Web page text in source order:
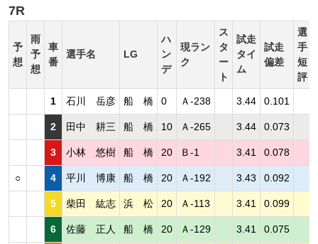
7R
予
想
雨
予
想
車
番
選手名 LG
ハ
ン
デ
現ラン
ク
ス
タ
ー
ト
試走
タイ
ム
試走
偏差
選
手
短
評
1 石川 岳彦 船 橋 0 Ａ-238 3.44 0.101
2 田中 耕三 船 橋 10 Ａ-265 3.44 0.073
3 小林 悠樹 船 橋 20 Ｂ-1 3.41 0.078
○ 4 平川 博康 船 橋 20 Ａ-192 3.43 0.092
5 柴田 紘志 浜 松 20 Ａ-113 3.41 0.099
6 佐藤 正人 船 橋 20 Ａ-129 3.41 0.075